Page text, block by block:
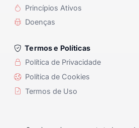
Princípios Ativos
Doenças
Termos e Políticas
Política de Privacidade
Política de Cookies
Termos de Uso